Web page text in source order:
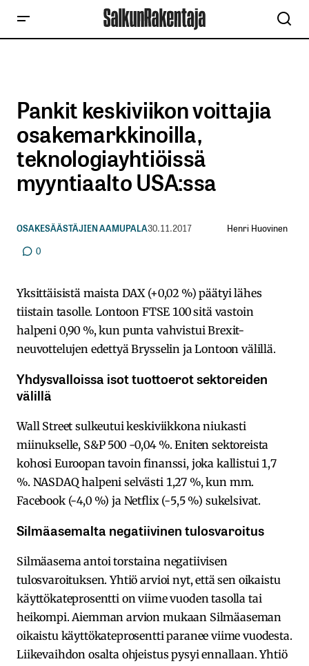
Pankit keskiviikon voittajia
osakemarkkinoilla,
teknologiayhtiöissä
myyntiaalto USA:ssa
OSAKESÄÄSTÄJIEN AAMUPALA30.11.2017
Henri Huovinen
0
Yksittäisistä maista DAX (+0,02 %) päätyi lähes
tiistain tasolle. Lontoon FTSE 100 sitä vastoin
halpeni 0,90 %, kun punta vahvistui Brexit-
neuvottelujen edettyä Brysselin ja Lontoon välillä.
Yhdysvalloissa isot tuottoerot sektoreiden
välillä
Wall Street sulkeutui keskiviikkona niukasti
miinukselle, S&P 500 -0,04 %. Eniten sektoreista
kohosi Euroopan tavoin finanssi, joka kallistui 1,7
%. NASDAQ halpeni selvästi 1,27 %, kun mm.
Facebook (-4,0 %) ja Netflix (-5,5 %) sukelsivat.
Silmäasemalta negatiivinen tulosvaroitus
Silmäasema antoi torstaina negatiivisen
tulosvaroituksen. Yhtiö arvioi nyt, että sen oikaistu
käyttökateprosentti on viime vuoden tasolla tai
heikompi. Aiemman arvion mukaan Silmäaseman
oikaistu käyttökateprosentti paranee viime vuodesta.
Liikevaihdon osalta ohjeistus pysyi ennallaan. Yhtiö